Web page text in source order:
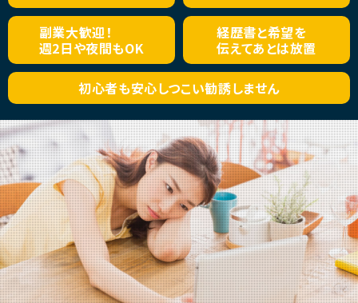
副業大歓迎！
週2日や夜間もOK
経歴書と希望を
伝えてあとは放置
初心者も安心しつこい勧誘しません